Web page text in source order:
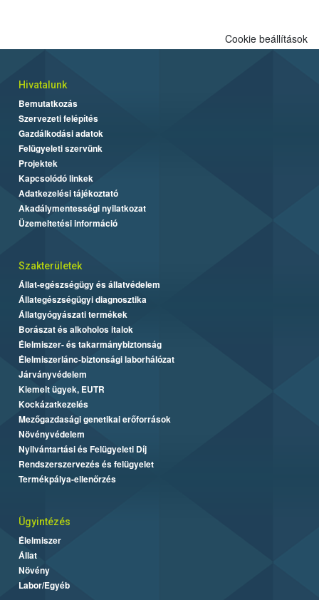
Cookie beállítások
Hivatalunk
Bemutatkozás
Szervezeti felépítés
Gazdálkodási adatok
Felügyeleti szervünk
Projektek
Kapcsolódó linkek
Adatkezelési tájékoztató
Akadálymentességi nyilatkozat
Üzemeltetési információ
Szakterületek
Állat-egészségügy és állatvédelem
Állategészségügyi diagnosztika
Állatgyógyászati termékek
Borászat és alkoholos italok
Élelmiszer- és takarmánybiztonság
Élelmiszerlánc-biztonsági laborhálózat
Járványvédelem
Kiemelt ügyek, EUTR
Kockázatkezelés
Mezőgazdasági genetikai erőforrások
Növényvédelem
Nyilvántartási és Felügyeleti Díj
Rendszerszervezés és felügyelet
Termékpálya-ellenőrzés
Ügyintézés
Élelmiszer
Állat
Növény
Labor/Egyéb